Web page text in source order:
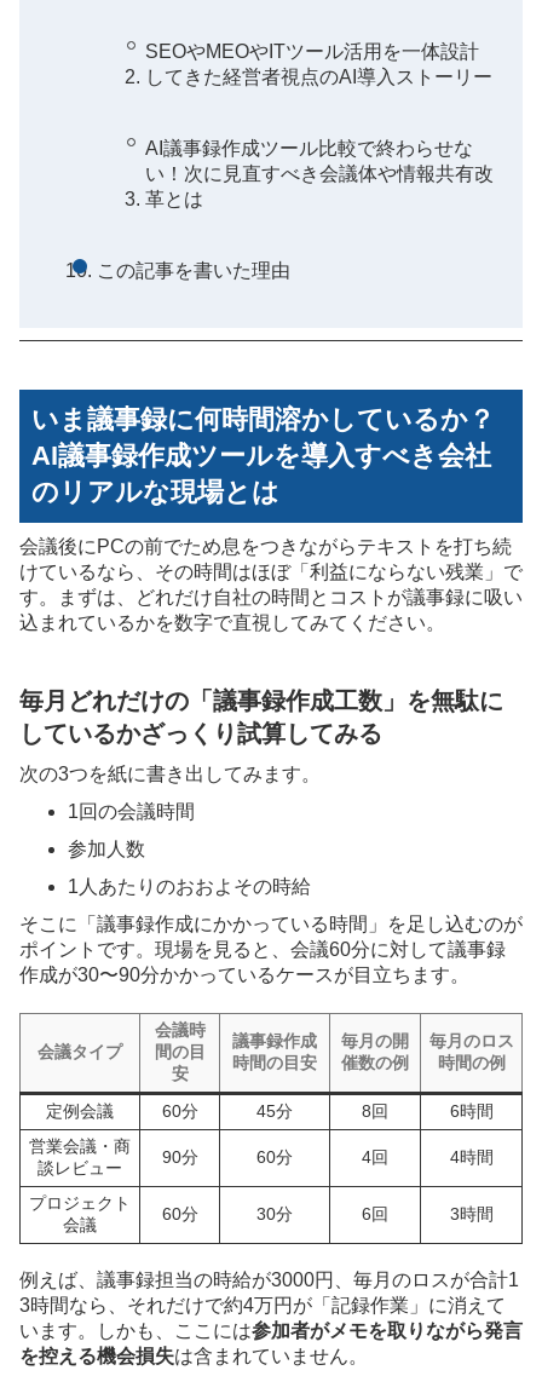
SEOやMEOやITツール活用を一体設計
してきた経営者視点のAI導入ストーリー
AI議事録作成ツール比較で終わらせな
い！次に見直すべき会議体や情報共有改
革とは
この記事を書いた理由
いま議事録に何時間溶かしているか？
AI議事録作成ツールを導入すべき会社
のリアルな現場とは
会議後にPCの前でため息をつきながらテキストを打ち続
けているなら、その時間はほぼ「利益にならない残業」で
す。まずは、どれだけ自社の時間とコストが議事録に吸い
込まれているかを数字で直視してみてください。
毎月どれだけの「議事録作成工数」を無駄に
しているかざっくり試算してみる
次の3つを紙に書き出してみます。
1回の会議時間
参加人数
1人あたりのおおよその時給
そこに「議事録作成にかかっている時間」を足し込むのが
ポイントです。現場を見ると、会議60分に対して議事録
作成が30〜90分かかっているケースが目立ちます。
会議タイプ
会議時
間の目
安
議事録作成
時間の目安
毎月の開
催数の例
毎月のロス
時間の例
定例会議 60分 45分 8回
6時間
営業会議・商
談レビュー
90分 60分 4回 4時間
プロジェクト
会議
60分 30分 6回 3時間
例えば、議事録担当の時給が3000円、毎月のロスが合計1
3時間なら、それだけで約4万円が「記録作業」に消えて
います。しかも、ここには参加者がメモを取りながら発言
を控える機会損失は含まれていません。